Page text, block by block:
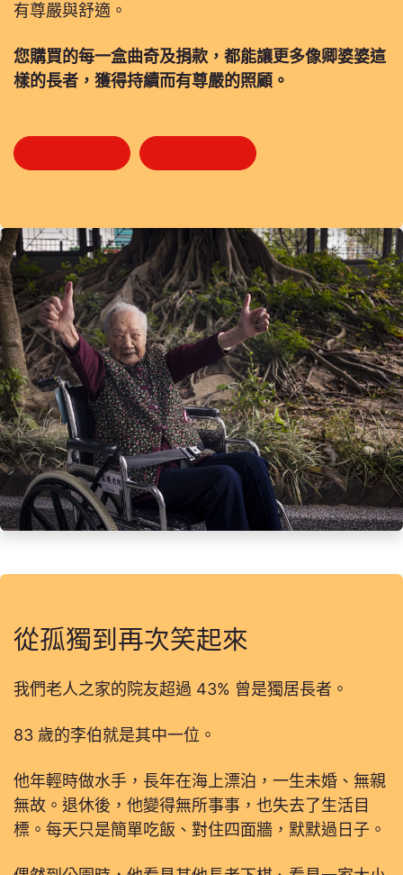
有尊嚴與舒適。
您購買的每一盒曲奇及捐款，都能讓更多像卿婆婆這
樣的長者，獲得持續而有尊嚴的照顧。
從孤獨到再次笑起來
我們老人之家的院友超過 43% 曾是獨居長者。
83 歲的李伯就是其中一位。
他年輕時做水手，長年在海上漂泊，一生未婚、無親
無故。退休後，他變得無所事事，也失去了生活目
標。每天只是簡單吃飯、對住四面牆，默默過日子。